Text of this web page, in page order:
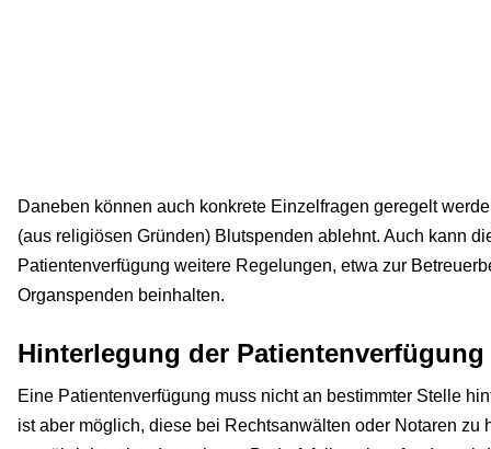
Daneben können auch konkrete Einzelfragen geregelt
(aus religiösen Gründen) Blutspenden ablehnt. Auch kann
Patientenverfügung weitere Regelungen, etwa zur
Organspenden beinhalten.
Hinterlegung der Patientenverfügung
Eine Patientenverfügung muss nicht an bestimmter Stelle
ist aber möglich, diese bei Rechtsanwälten oder Notaren zu